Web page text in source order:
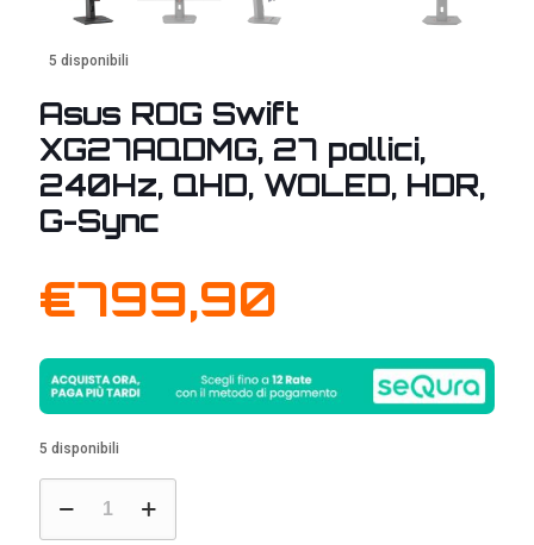
5 disponibili
Asus ROG Swift
XG27AQDMG, 27 pollici,
240Hz, QHD, WOLED, HDR,
G-Sync
€799,90
5 disponibili
ROG
Swift